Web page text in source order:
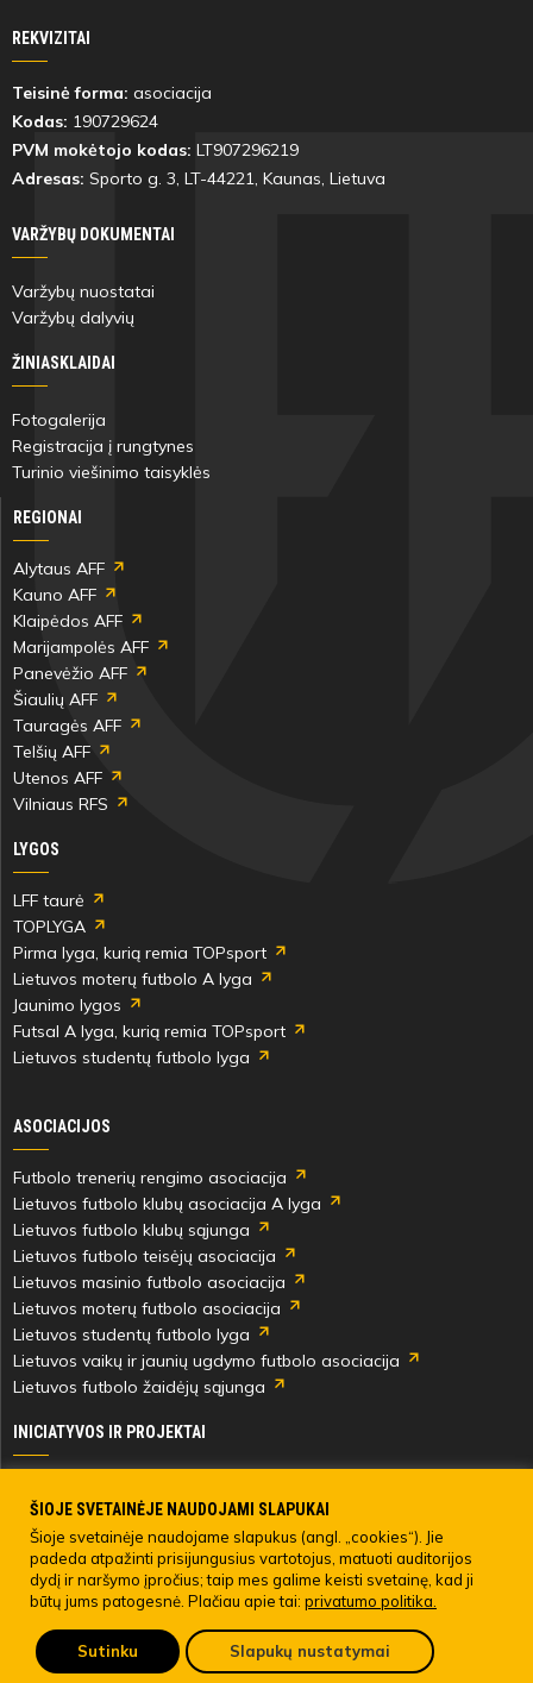
REKVIZITAI
Teisinė forma: asociacija
Kodas: 190729624
PVM mokėtojo kodas: LT907296219
Adresas: Sporto g. 3, LT-44221, Kaunas, Lietuva
VARŽYBŲ DOKUMENTAI
Varžybų nuostatai
Varžybų dalyvių
ŽINIASKLAIDAI
Fotogalerija
Registracija į rungtynes
Turinio viešinimo taisyklės
REGIONAI
Alytaus AFF
Kauno AFF
Klaipėdos AFF
Marijampolės AFF
Panevėžio AFF
Šiaulių AFF
Tauragės AFF
Telšių AFF
Utenos AFF
Vilniaus RFS
LYGOS
LFF taurė
TOPLYGA
Pirma lyga, kurią remia TOPsport
Lietuvos moterų futbolo A lyga
Jaunimo lygos
Futsal A lyga, kurią remia TOPsport
Lietuvos studentų futbolo lyga
ASOCIACIJOS
Futbolo trenerių rengimo asociacija
Lietuvos futbolo klubų asociacija A lyga
Lietuvos futbolo klubų sąjunga
Lietuvos futbolo teisėjų asociacija
Lietuvos masinio futbolo asociacija
Lietuvos moterų futbolo asociacija
Lietuvos studentų futbolo lyga
Lietuvos vaikų ir jaunių ugdymo futbolo asociacija
Lietuvos futbolo žaidėjų sąjunga
INICIATYVOS IR PROJEKTAI
Paramos fondai
Medicinos centras
Live Your Goals
© 2022 LIETUVOS FUTBOLO FEDERACIJA. Visos teisės saugomos.
Pateikti anoniminį skundą
ŠIOJE SVETAINĖJE NAUDOJAMI SLAPUKAI
Šioje svetainėje naudojame slapukus (angl. „cookies“). Jie
padeda atpažinti prisijungusius vartotojus, matuoti auditorijos
dydį ir naršymo įpročius; taip mes galime keisti svetainę, kad ji
būtų jums patogesnė. Plačiau apie tai: privatumo politika.
Sutinku Slapukų nustatymai